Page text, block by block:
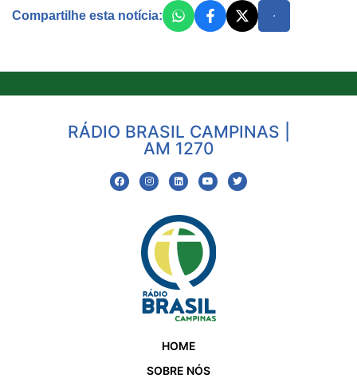
Compartilhe esta notícia:
RÁDIO BRASIL CAMPINAS |
AM 1270
HOME
SOBRE NÓS